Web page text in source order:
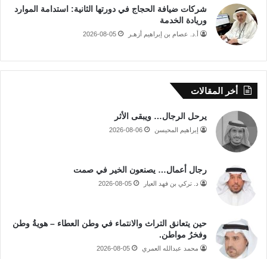
شركات ضيافة الحجاج في دورتها الثانية: استدامة الموارد
وريادة الخدمة
أ.د. عصام بن إبراهيم أزهـر 2026-08-05
أخر المقالات
يرحل الرجال… ويبقى الأثر
إبراهيم المحيسن 2026-08-06
رجال أعمال… يصنعون الخير في صمت
د. تركي بن فهد العيار 2026-08-05
حين يتعانق التراث والانتماء في وطن العطاء – هويةُ وطن
وفخرُ مواطن.
محمد عبدالله العمري 2026-08-05